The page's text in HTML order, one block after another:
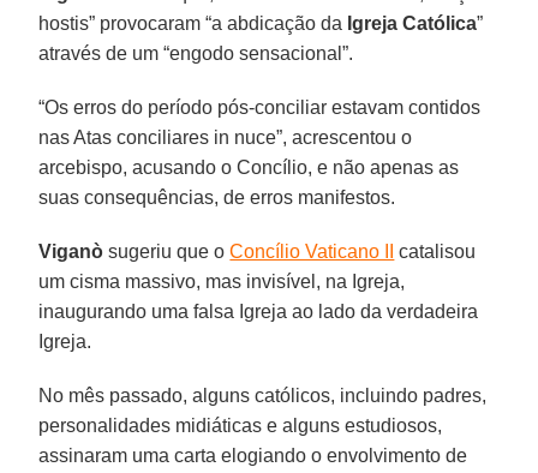
hostis” provocaram “a abdicação da Igreja Católica”
através de um “engodo sensacional”.
“Os erros do período pós-conciliar estavam contidos
nas Atas conciliares in nuce”, acrescentou o
arcebispo, acusando o Concílio, e não apenas as
suas consequências, de erros manifestos.
Viganò sugeriu que oConcílio Vaticano II
catalisou
um cisma massivo, mas invisível, na Igreja,
inaugurando uma falsa Igreja ao lado da verdadeira
Igreja.
No mês passado, alguns católicos, incluindo padres,
personalidades midiáticas e alguns estudiosos,
assinaram uma carta elogiando o envolvimento de